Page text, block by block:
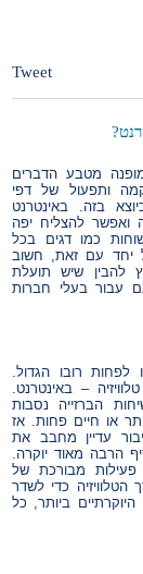
Tweet
מטבע הדברים
ותפעול של דפי
בזה. באינטרנט
ואפשר להצליח יפה
כמו דגים בכל
יחד עם זאת, חשוב
להבין שיש תועלת
עבור בעלי חברות
רובו הגדול.
– באינטרנט.
הברזייה נסבות
או חיים פחות. אז
עדיין מחבב את
הרבה מאוד יוקרה.
פעילות מבורכת של
הטלוויזיה כדי לשדר
ביותר, כל